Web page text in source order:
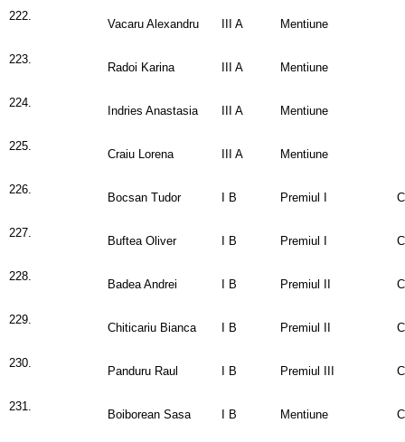
222.
Vacaru Alexandru III A Mentiune
223.
Radoi Karina III A Mentiune
224.
Indries Anastasia III A Mentiune
225.
Craiu Lorena III A Mentiune
226.
Bocsan Tudor I B Premiul I
227.
Buftea Oliver I B Premiul I
228.
Badea Andrei I B Premiul II
229.
Chiticariu Bianca I B Premiul II
230.
Panduru Raul I B Premiul III
231.
Boiborean Sasa I B Mentiune